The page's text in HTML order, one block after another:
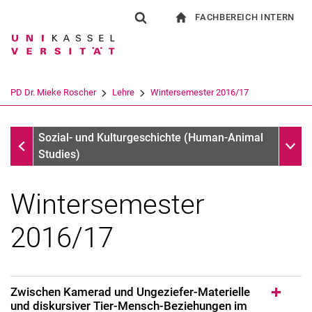
Springe direkt zu: Inhalt
Springe direkt zu: Suche
Springe direkt zu:
Suchbegriff
Suchen (öffnet externen Link in einem
FACHBEREICH INTERN
PD Dr. Mieke Roscher Lehre Wintersemester 2016/17
LehreSozial- und Kulturgeschichte (Human-Animal
Studies)
Forschungsschwerpunkte
Wintersemester
2016/17
Zwischen Kamerad und Ungeziefer-Materielle
und diskursiver Tier-Mensch-Beziehungen im